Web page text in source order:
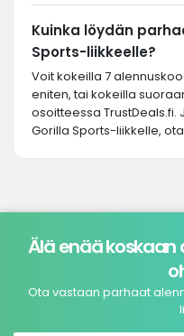
Kuinka löydän
Sports-liikkeelle?
Voit kokeilla 7
eniten, tai kokeilla
osoitteessa
Gorilla Sports-liikkelle,
Älä enää
Ota vastaan parhaat